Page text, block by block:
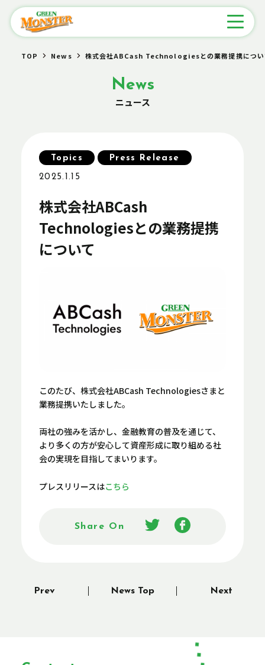
TOP News 株式会社ABCash Technologiesとの業務提携につ
News
ニュース
Topics Press Release
2025.1.15
株式会社ABCash
Technologiesとの業務提携
について
このたび、株式会社ABCash Technologiesさまと
業務提携いたしました。
両社の強みを活かし、金融教育の普及を通じて、
より多くの方が安心して資産形成に取り組める社
会の実現を目指してまいります。
プレスリリースはこちら
Share On
Prev News Top Next